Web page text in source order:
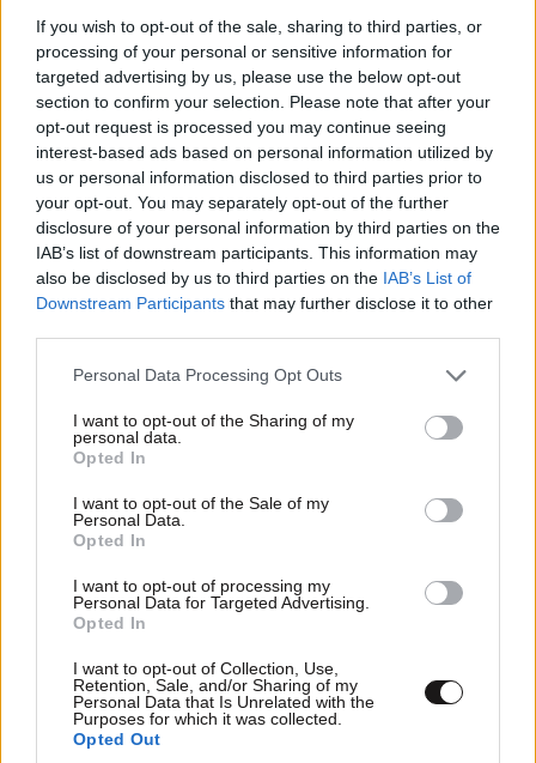
If you wish to opt-out of the sale, sharing to third parties, or
processing of your personal or sensitive information for
targeted advertising by us, please use the below opt-out
section to confirm your selection. Please note that after your
opt-out request is processed you may continue seeing
interest-based ads based on personal information utilized by
us or personal information disclosed to third parties prior to
your opt-out. You may separately opt-out of the further
disclosure of your personal information by third parties on the
IAB’s list of downstream participants. This information may
also be disclosed by us to third parties on the IAB’s List of
Downstream Participants that may further disclose it to other
Please note that this website/app uses one or more Google
not limited to your visit or usage behaviour. You may click to
grant or deny consent to Google and its third-party tags to
use your data for below specified purposes in below Google
consent section.
Personal Data Processing Opt Outs
I want to opt-out of the Sharing of my
personal data.
Opted In
I want to opt-out of the Sale of my
Personal Data.
Opted In
I want to opt-out of processing my
Personal Data for Targeted Advertising.
Opted In
I want to opt-out of Collection, Use,
Retention, Sale, and/or Sharing of my
Personal Data that Is Unrelated with the
Purposes for which it was collected.
Opted Out
Κόψατε βούτυρο και κρέας, αλλά η χοληστερίνη
δεν πέφτει – Το κοινό λάθος σύμφωνα με
διατροφολόγους
λαχανικά στη διατροφή σας
Ακολουθήστε το